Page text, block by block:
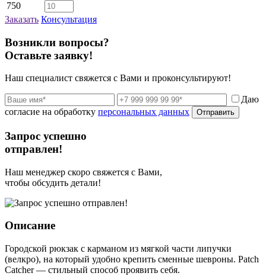
750
Заказать Консультация
Возникли вопросы?
Оставьте заявку!
Наш специалист свяжется с Вами и проконсультируют!
Даю
согласие на обработку персональных данных Отправить
Запрос успешно
отправлен!
Наш менеджер скоро свяжется с Вами,
чтобы обсудить детали!
Описание
Городской рюкзак с карманом из мягкой части липучки
(велкро), на который удобно крепить сменные шевроны. Patch
Catcher — стильный способ проявить себя.